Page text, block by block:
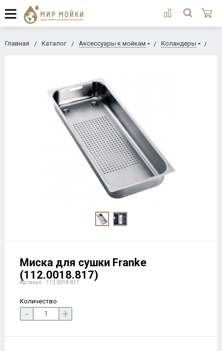
Главная Каталог Аксессуары к мойкам Коландеры
Миска для сушки Franke
(112.0018.817)
Артикул : 112.0018.817
Количество
- +